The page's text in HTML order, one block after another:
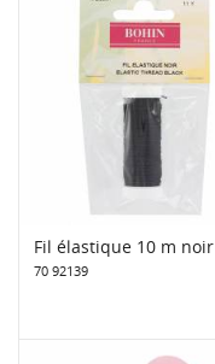
Fil élastique 10 m noir
70 92139